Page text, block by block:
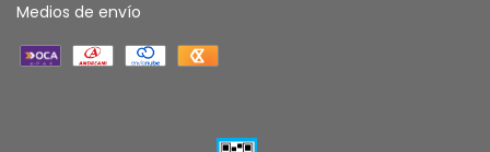
Medios de envío